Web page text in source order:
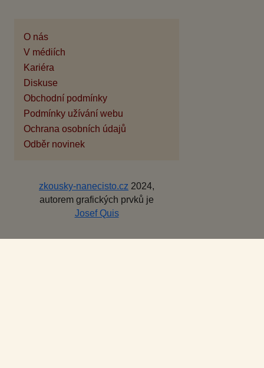
O nás
V médiích
Kariéra
Diskuse
Obchodní podmínky
Podmínky užívání webu
Ochrana osobních údajů
Odběr novinek
zkousky-nanecisto.cz 2024,
autorem grafických prvků je
Josef Quis